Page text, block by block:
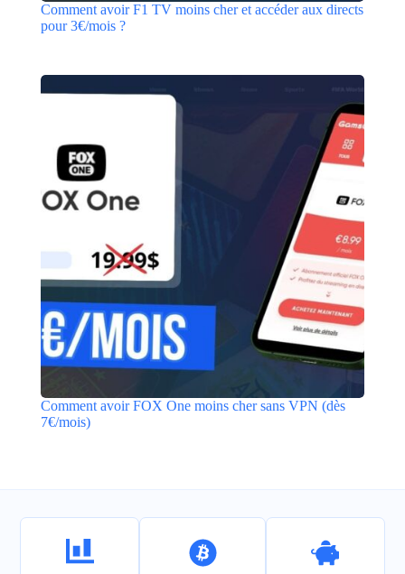
Comment avoir F1 TV moins cher et accéder aux directs
pour 3€/mois ?
Comment avoir FOX One moins cher sans VPN (dès
7€/mois)